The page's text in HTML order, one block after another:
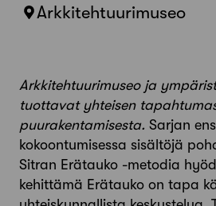
Arkkitehtuurimuseo
Arkkitehtuurimuseo ja
tuottavat yhteisen
puurakentamisesta. Sarjan
kokoontumisessa sisältöjä
Sitran Erätauko -metodia
kehittämä Erätauko on tapa